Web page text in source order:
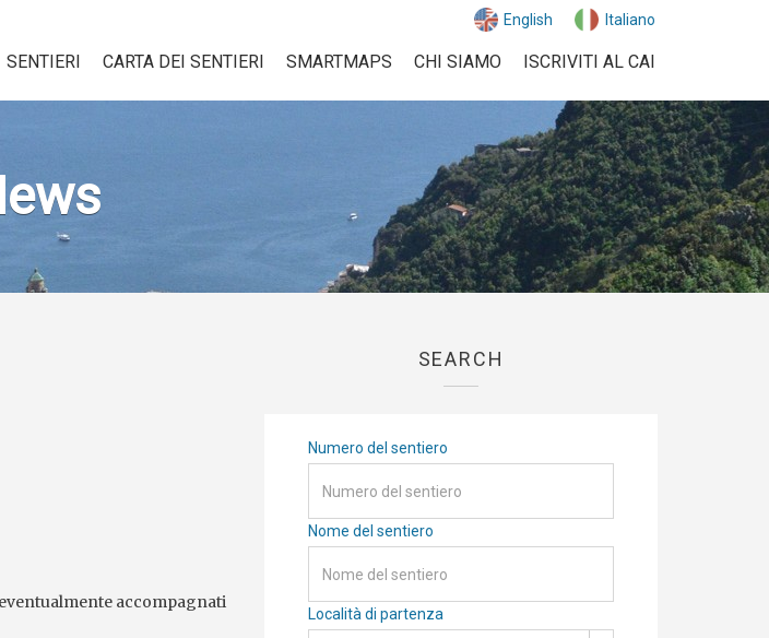
English Italiano
SENTIERI CARTA DEI SENTIERI SMARTMAPS CHI SIAMO ISCRIVITI AL CAI
accompagnati
SEARCH
Numero del sentiero
Nome del sentiero
Località di partenza